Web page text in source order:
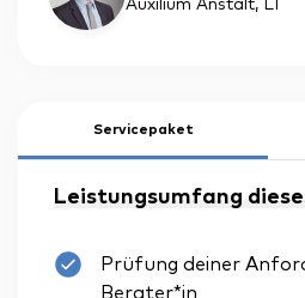
Auxilium Anstalt, LI
Servicepaket
Leistungsumfang
Prüfung deiner
Berater*in